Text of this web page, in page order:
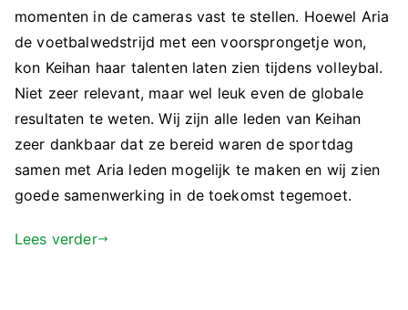
momenten in de cameras vast te stellen. Hoewel Aria
de voetbalwedstrijd met een voorsprongetje won,
kon Keihan haar talenten laten zien tijdens volleybal.
Niet zeer relevant, maar wel leuk even de globale
resultaten te weten. Wij zijn alle leden van Keihan
zeer dankbaar dat ze bereid waren de sportdag
samen met Aria leden mogelijk te maken en wij zien
goede samenwerking in de toekomst tegemoet.
Lees verder